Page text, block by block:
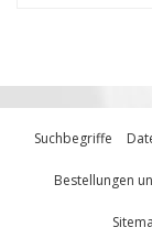
Suchbegriffe
Bestellungen